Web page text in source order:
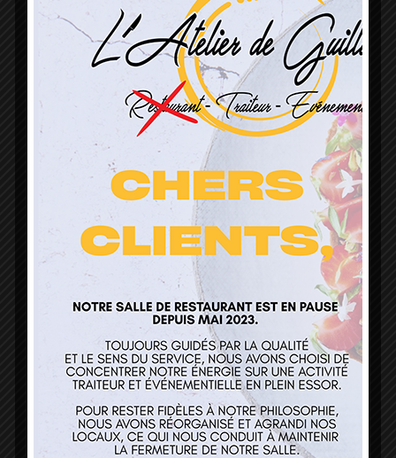
L’Atelier de Guillaume
1 Lieu Dit Sur Les Prés
68160 Sainte Marie Aux Mines
contact@atelierdeguillaume.fr
Nos services
Restaurant